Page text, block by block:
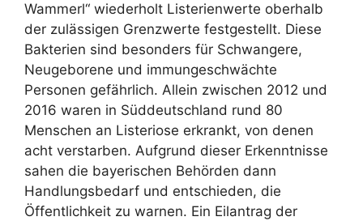
Wammerl“ wiederholt Listerienwerte oberhalb
der zulässigen Grenzwerte festgestellt. Diese
Bakterien sind besonders für Schwangere,
Neugeborene und immungeschwächte
Personen gefährlich. Allein zwischen 2012 und
2016 waren in Süddeutschland rund 80
Menschen an Listeriose erkrankt, von denen
acht verstarben. Aufgrund dieser Erkenntnisse
sahen die bayerischen Behörden dann
Handlungsbedarf und entschieden, die
Öffentlichkeit zu warnen. Ein Eilantrag der